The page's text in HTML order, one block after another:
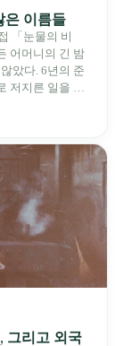
은 이름들
「눈물의 비
어머니의 긴 밤
았다. 6년의 준
저지른 일을 기
사법 재판을
그리고 외국